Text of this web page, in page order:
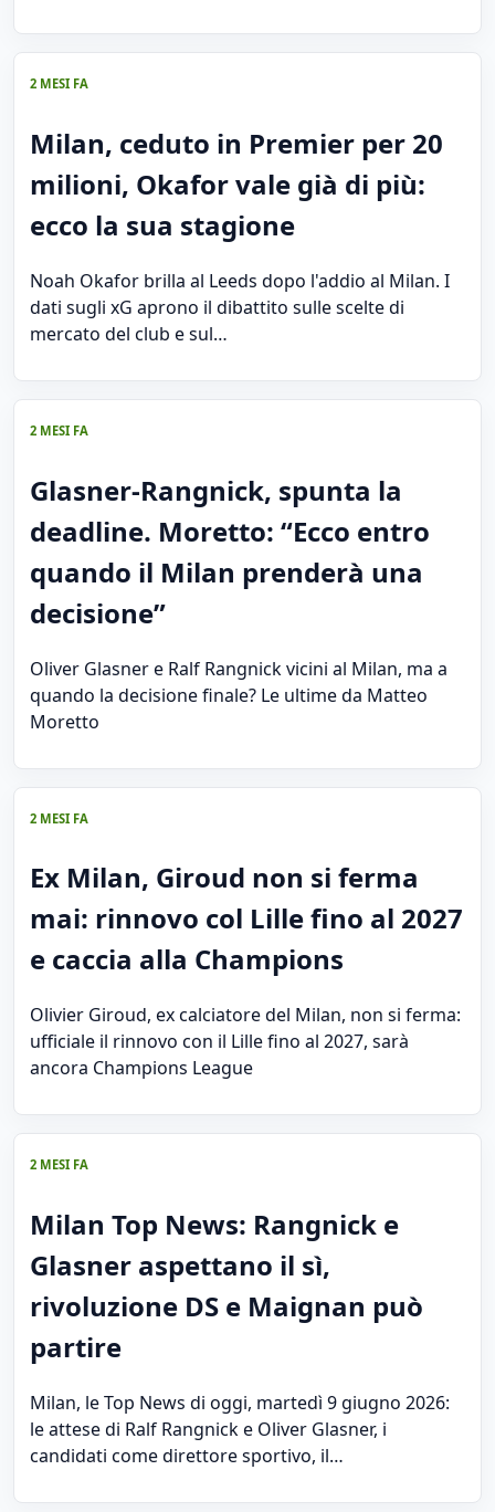
2 MESI FA
Milan, ceduto in Premier per 20
milioni, Okafor vale già di più:
ecco la sua stagione
Noah Okafor brilla al Leeds dopo l'addio al Milan. I
dati sugli xG aprono il dibattito sulle scelte di
mercato del club e sul…
2 MESI FA
Glasner-Rangnick, spunta la
deadline. Moretto: “Ecco entro
quando il Milan prenderà una
decisione”
Oliver Glasner e Ralf Rangnick vicini al Milan, ma a
quando la decisione finale? Le ultime da Matteo
Moretto
2 MESI FA
Ex Milan, Giroud non si ferma
mai: rinnovo col Lille fino al 2027
e caccia alla Champions
Olivier Giroud, ex calciatore del Milan, non si ferma:
ufficiale il rinnovo con il Lille fino al 2027, sarà
ancora Champions League
2 MESI FA
Milan Top News: Rangnick e
Glasner aspettano il sì,
rivoluzione DS e Maignan può
partire
Milan, le Top News di oggi, martedì 9 giugno 2026:
le attese di Ralf Rangnick e Oliver Glasner, i
candidati come direttore sportivo, il…